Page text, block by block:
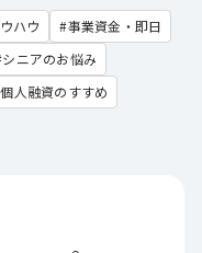
ハウ
事業資金・即日
シニアのお悩み
個人融資のすすめ